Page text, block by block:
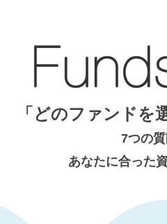
「どのファンドを
7つの
あなたに合った